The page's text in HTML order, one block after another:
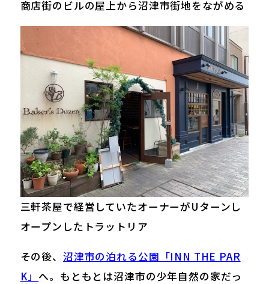
商店街のビルの屋上から沼津市街地をながめる
三軒茶屋で経営していたオーナーがUターンし
オープンしたトラットリア
その後、 沼津市の泊れる公園「INN THE PAR
K」 へ。もともとは沼津市の少年自然の家だっ